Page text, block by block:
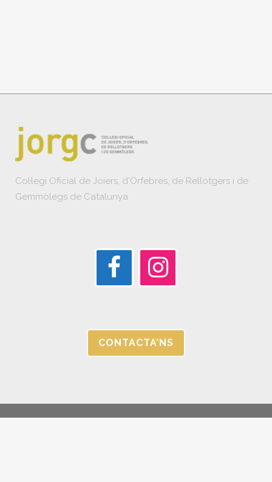
Col·legi Oficial de Joiers, d'Orfebres, de Rellotgers i de
Gemmòlegs de Catalunya
CONTACTA’NS